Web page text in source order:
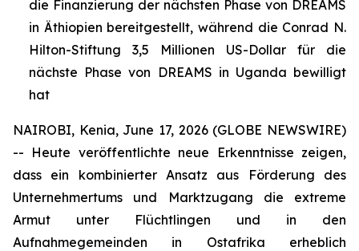
die Finanzierung der nächsten Phase von DREAMS
in Äthiopien bereitgestellt, während die Conrad N.
Hilton-Stiftung 3,5 Millionen US-Dollar für die
nächste Phase von DREAMS in Uganda bewilligt
hat
NAIROBI, Kenia, June 17, 2026 (GLOBE NEWSWIRE)
-- Heute veröffentlichte neue Erkenntnisse zeigen,
dass ein kombinierter Ansatz aus Förderung des
Unternehmertums und Marktzugang die extreme
Armut unter Flüchtlingen und in den
Aufnahmegemeinden in Ostafrika erheblich